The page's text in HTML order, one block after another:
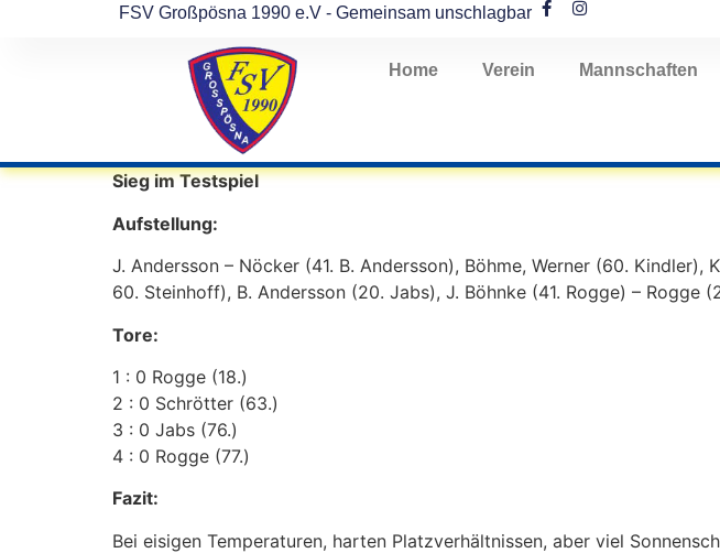
FSV Großpösna 1990 e.V - Gemeinsam unschlagbar
Home Verein Mannschaften
Sieg im Testspiel
Aufstellung:
J. Andersson – Nöcker (41. B. Andersson), Böhme, Werner (60.
60. Steinhoff), B. Andersson (20. Jabs), J. Böhnke (41. Rogge) – Rogge
Tore:
1 : 0 Rogge (18.)
2 : 0 Schrötter (63.)
3 : 0 Jabs (76.)
4 : 0 Rogge (77.)
Fazit:
Bei eisigen Temperaturen, harten Platzverhältnissen, aber viel